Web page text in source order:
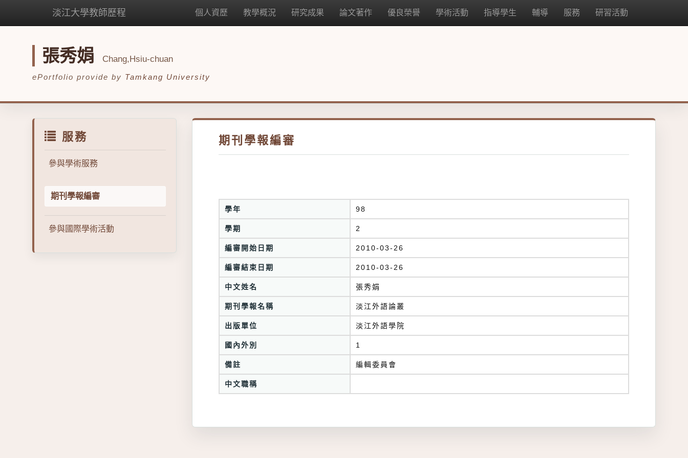
淡江大學教師歷程 個人資歷 教學概況 研究成果 論文著作 優良榮譽 學術活動 指導學生 輔導 服務 研習活動
張秀娟 Chang,Hsiu-chuan
ePortfolio provide by Tamkang University
服務
參與學術服務
期刊學報編審
參與國際學術活動
期刊學報編審
學年 98
學期 2
編審開始日期 2010-03-26
編審結束日期 2010-03-26
中文姓名 張秀娟
期刊學報名稱 淡江外語論叢
出版單位 淡江外語學院
國內外別 1
備註 編輯委員會
中文職稱